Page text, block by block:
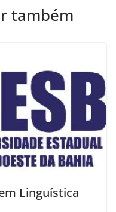
também
Linguística